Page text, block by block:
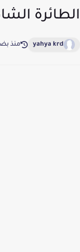
yahya krd منذ بضع